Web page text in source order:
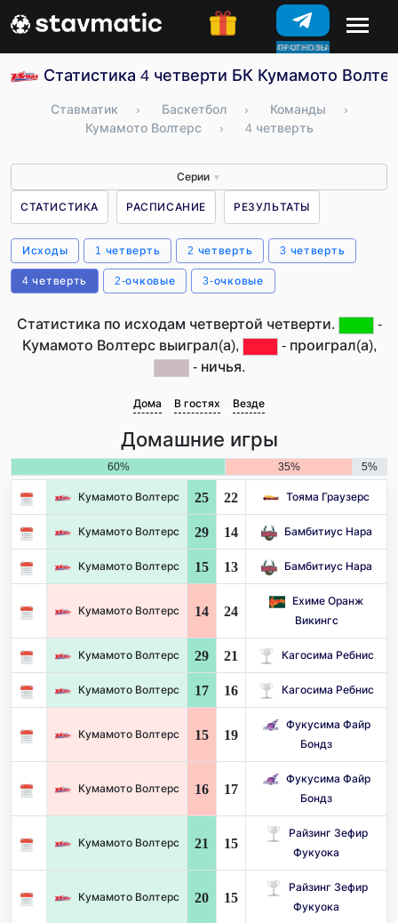
АНАЛИТИКА
Статистика 4 четверти БК Кумамото
Ставматик › Баскетбол › Команды
›
Кумамото Волтерс
› 4 четверть
Серии ▼
СТАТИСТИКА РАСПИСАНИЕ РЕЗУЛЬТАТЫ
Исходы 1 четверть 2 четверть 3 четверть
4 четверть 2-очковые 3-очковые
Статистика по исходам четвертой четверти.
-
Кумамото Волтерс выиграл(а),
- проиграл(а),
- ничья.
Дома В гостях Везде
Домашние игры
60% 35% 5%
Кумамото Волтерс 25 22 Тояма Граузерс
Кумамото Волтерс 29 14 Бамбитиус Нара
Кумамото Волтерс 15 13 Бамбитиус Нара
Кумамото Волтерс 14 24
Ехиме Оранж
Викингс
Кумамото Волтерс 29 21 Кагосима Ребнис
Кумамото Волтерс 17 16 Кагосима Ребнис
Кумамото Волтерс 15 19
Фукусима Файр
Бондз
Кумамото Волтерс 16 17
Фукусима Файр
Бондз
Кумамото Волтерс 21 15
Райзинг Зефир
Фукуока
Кумамото Волтерс 20 15
Райзинг Зефир
Фукуока